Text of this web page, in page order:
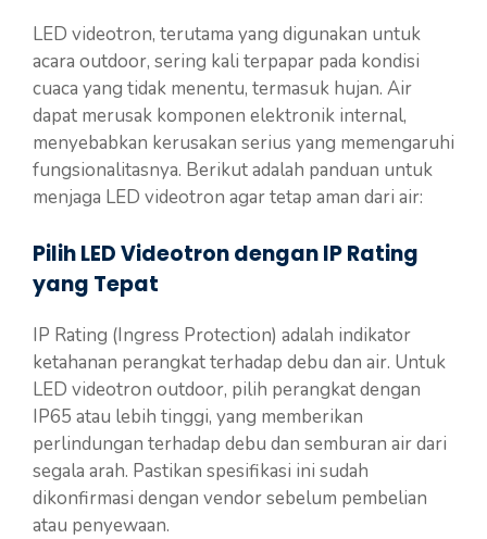
LED videotron, terutama yang digunakan untuk
acara outdoor, sering kali terpapar pada kondisi
cuaca yang tidak menentu, termasuk hujan. Air
dapat merusak komponen elektronik internal,
menyebabkan kerusakan serius yang memengaruhi
fungsionalitasnya. Berikut adalah panduan untuk
menjaga LED videotron agar tetap aman dari air:
Pilih LED Videotron dengan IP Rating
yang Tepat
IP Rating (Ingress Protection) adalah indikator
ketahanan perangkat terhadap debu dan air. Untuk
LED videotron outdoor, pilih perangkat dengan
IP65 atau lebih tinggi, yang memberikan
perlindungan terhadap debu dan semburan air dari
segala arah. Pastikan spesifikasi ini sudah
dikonfirmasi dengan vendor sebelum pembelian
atau penyewaan.